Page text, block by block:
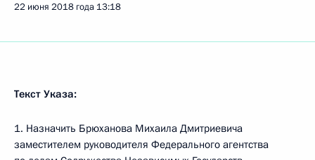
22 июня 2018 года 13:18
Текст Указа:
1. Назначить Брюханова Михаила Дмитриевича
заместителем руководителя Федерального агентства